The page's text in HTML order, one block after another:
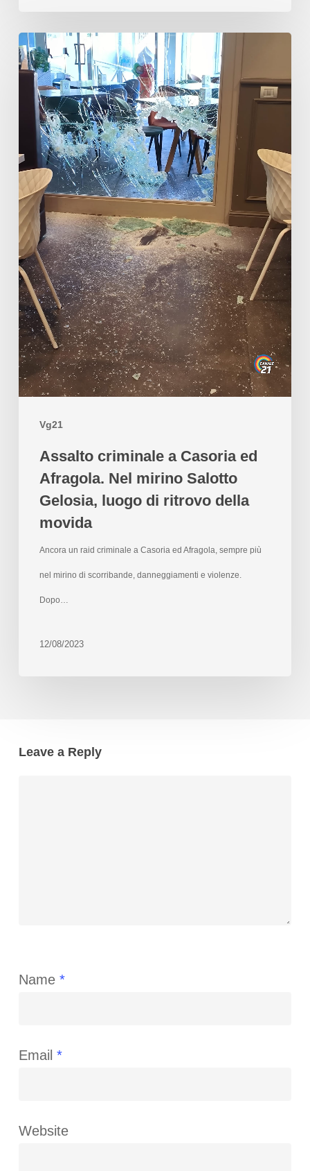
Vg21
Assalto criminale a Casoria ed
Afragola. Nel mirino Salotto
Gelosia, luogo di ritrovo della
movida
Ancora un raid criminale a Casoria ed Afragola, sempre più
nel mirino di scorribande, danneggiamenti e violenze.
Dopo…
12/08/2023
Leave a Reply
Name *
Email *
Website